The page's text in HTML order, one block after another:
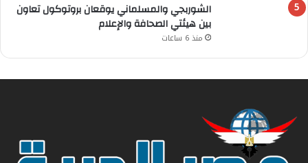
الشوربجي والمسلماني يوقعان بروتوكول تعاون
بين هيئتي الصحافة والإعلام
منذ 6 ساعات